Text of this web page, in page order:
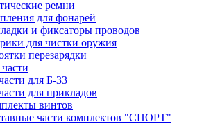
ремни
для фонарей
и фиксаторы проводов
для чистки оружия
перезарядки
для Б-33
для прикладов
винтов
части комплектов "СПОРТ"